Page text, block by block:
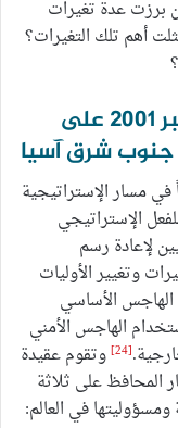
بعد أحداث 11 سبتمبر 2001: أين برزت عدة تغيرات
أهم تلك التغيرات؟
الفرع الأول: تأثير أحداث 11 سبتمبر 2001 على
جنوب شرق آسيا
في مسار الإستراتيجية
الإستراتيجي
لإعادة رسم
وتغيير الأوليات
الهاجس الأساسي
الهاجس الأمني
[24]
وتقوم عقيدة
المحافظ على ثلاثة
في العالم: